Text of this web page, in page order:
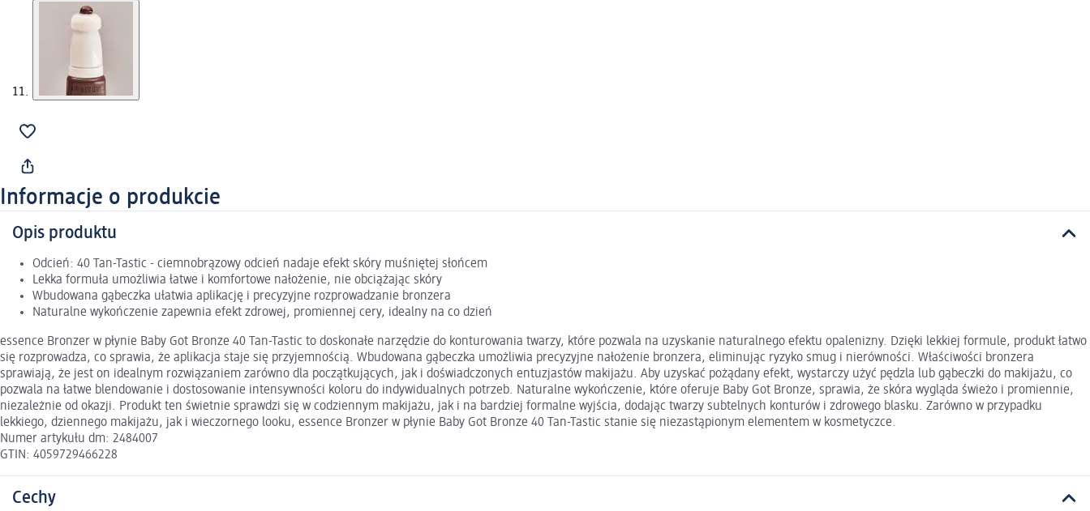
Informacje o produkcie
Opis produktu
Odcień: 40 Tan-Tastic - ciemnobrązowy odcień nadaje efekt skóry muśniętej słońcem
Lekka formuła umożliwia łatwe i komfortowe nałożenie, nie obciążając skóry
Wbudowana gąbeczka ułatwia aplikację i precyzyjne rozprowadzanie bronzera
Naturalne wykończenie zapewnia efekt zdrowej, promiennej cery, idealny na co dzień
essence Bronzer w płynie Baby Got Bronze 40 Tan-Tastic to doskonałe narzędzie do konturowania twarzy, które pozwala na uzyskanie naturalnego efektu opalenizny. Dzięki lekkiej formule, produkt łatwo
się rozprowadza, co sprawia, że aplikacja staje się przyjemnością. Wbudowana gąbeczka umożliwia precyzyjne nałożenie bronzera, eliminując ryzyko smug i nierówności. Właściwości bronzera
sprawiają, że jest on idealnym rozwiązaniem zarówno dla początkujących, jak i doświadczonych entuzjastów makijażu. Aby uzyskać pożądany efekt, wystarczy użyć pędzla lub gąbeczki do makijażu, co
pozwala na łatwe blendowanie i dostosowanie intensywności koloru do indywidualnych potrzeb. Naturalne wykończenie, które oferuje Baby Got Bronze, sprawia, że skóra wygląda świeżo i promiennie,
niezależnie od okazji. Produkt ten świetnie sprawdzi się w codziennym makijażu, jak i na bardziej formalne wyjścia, dodając twarzy subtelnych konturów i zdrowego blasku. Zarówno w przypadku
lekkiego, dziennego makijażu, jak i wieczornego looku, essence Bronzer w płynie Baby Got Bronze 40 Tan-Tastic stanie się niezastąpionym elementem w kosmetyczce.
Numer artykułu dm: 2484007
GTIN: 4059729466228
Cechy